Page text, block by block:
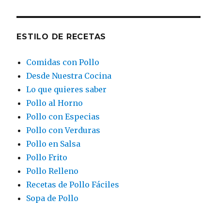
ESTILO DE RECETAS
Comidas con Pollo
Desde Nuestra Cocina
Lo que quieres saber
Pollo al Horno
Pollo con Especias
Pollo con Verduras
Pollo en Salsa
Pollo Frito
Pollo Relleno
Recetas de Pollo Fáciles
Sopa de Pollo